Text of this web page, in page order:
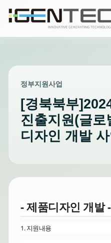
정부지원사업
[경북북부
진출지원(글
디자인 개발
- 제품디자인 개발 -
1. 지원내용